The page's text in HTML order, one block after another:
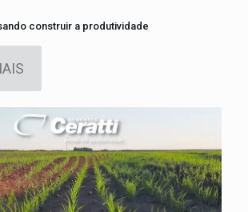
construir a produtividade